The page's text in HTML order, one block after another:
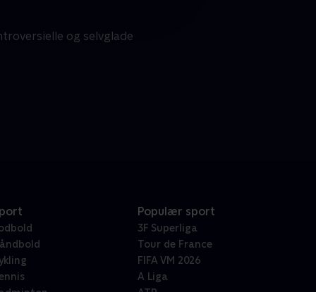
og selvglade
Populær sport
3F Superliga
Tour de France
FIFA VM 2026
A Liga